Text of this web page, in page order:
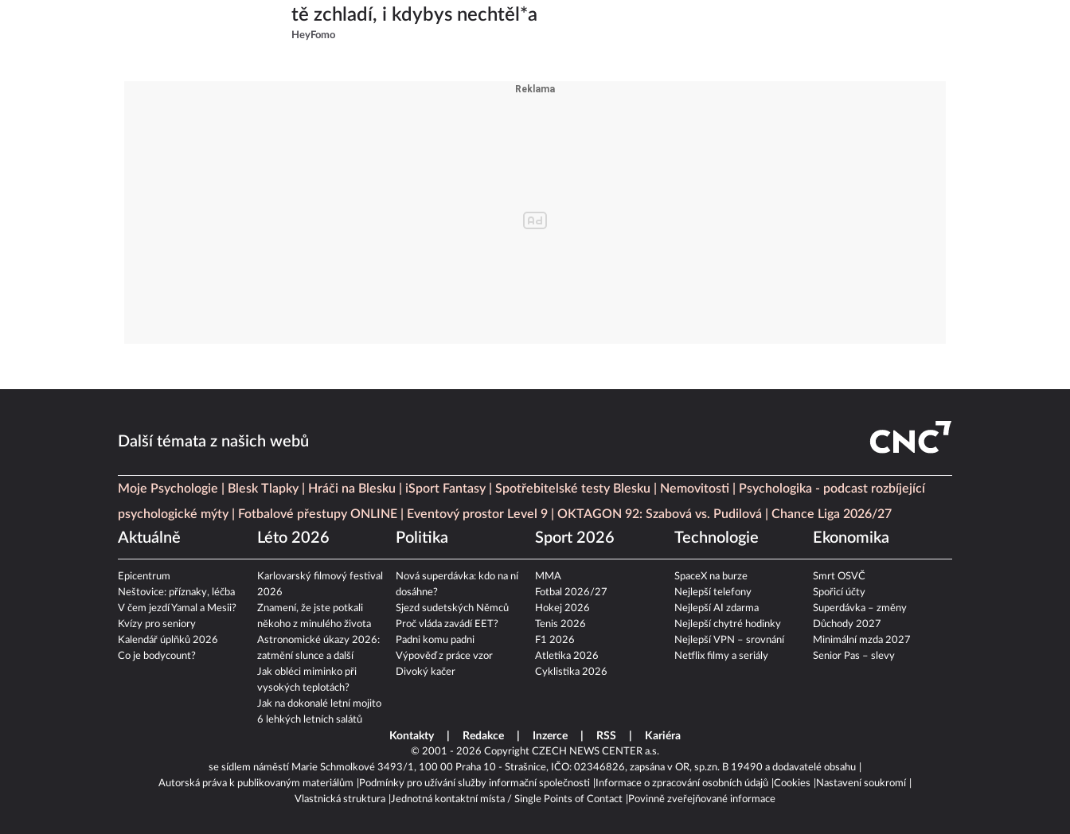
tě zchladí, i kdybys nechtěl*a
HeyFomo
Další témata z našich webů
Moje Psychologie Blesk Tlapky Hráči na Blesku iSport Fantasy Spotřebitelské testy Blesku Nemovitosti
Psychologika - podcast rozbíjející
psychologické mýty
Fotbalové přestupy ONLINE Eventový prostor Level 9 OKTAGON 92: Szabová vs. Pudilová Chance Liga 2026/27
Aktuálně
Epicentrum
Neštovice: příznaky, léčba
V čem jezdí Yamal a Mesii?
Kvízy pro seniory
Kalendář úplňků 2026
Co je bodycount?
Léto 2026
Karlovarský filmový festival
2026
Znamení, že jste potkali
někoho z minulého života
Astronomické úkazy 2026:
zatmění slunce a další
Jak obléci miminko při
vysokých teplotách?
Jak na dokonalé letní mojito
6 lehkých letních salátů
Politika
Nová superdávka: kdo na ní
dosáhne?
Sjezd sudetských Němců
Proč vláda zavádí EET?
Padni komu padni
Výpověď z práce vzor
Divoký kačer
Sport 2026
MMA
Fotbal 2026/27
Hokej 2026
Tenis 2026
F1 2026
Atletika 2026
Cyklistika 2026
Technologie
SpaceX na burze
Nejlepší telefony
Nejlepší AI zdarma
Nejlepší chytré hodinky
Nejlepší VPN – srovnání
Netflix filmy a seriály
Ekonomika
Smrt OSVČ
Spořicí účty
Superdávka – změny
Důchody 2027
Minimální mzda 2027
Senior Pas – slevy
Kontakty Redakce Inzerce RSS Kariéra
© 2001 - 2026 Copyright CZECH NEWS CENTER a.s.
se sídlem náměstí Marie Schmolkové 3493/1, 100 00 Praha 10 - Strašnice, IČO: 02346826, zapsána v OR, sp.zn. B 19490 a dodavatelé obsahu
Autorská práva k publikovaným materiálům
Podmínky pro užívání služby informační společnosti Informace o zpracování osobních údajů Cookies
Nastavení soukromí
Vlastnická struktura Jednotná kontaktní místa / Single Points of Contact Povinně zveřejňované informace